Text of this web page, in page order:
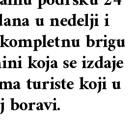
u nedelji i
brigu
koja se izdaje
turiste koji u
boravi.